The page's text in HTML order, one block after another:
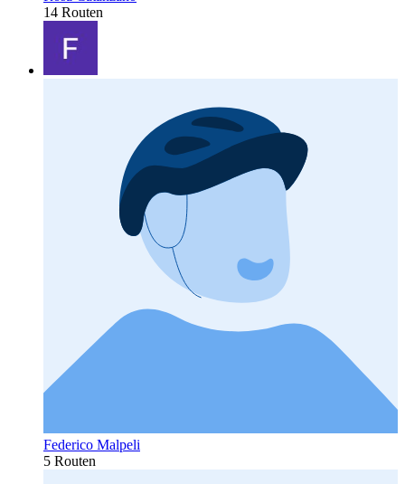
14 Routen
Federico Malpeli
5 Routen